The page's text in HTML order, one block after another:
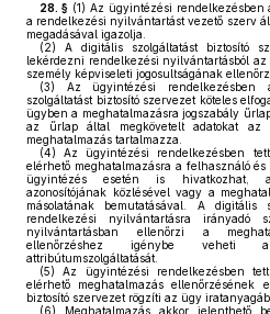
28. § (1) Az ügyintézési rendelkezésben
a rendelkezési nyilvántartást vezető szerv
megadásával igazolja.
(2) A digitális szolgáltatást biztosító
lekérdezni rendelkezési nyilvántartásból
személy képviseleti jogosultságának
(3) Az ügyintézési rendelkezésben
szolgáltatást biztosító szervezet köteles
ügyben a meghatalmazásra jogszabály
az űrlap által megkövetelt adatokat az
meghatalmazás tartalmazza.
(4) Az ügyintézési rendelkezésben
elérhető meghatalmazásra a felhasználó
ügyintézés esetén is hivatkozhat, a
azonosítójának közlésével vagy a
másolatának bemutatásával. A digitális
rendelkezési nyilvántartásra irányadó
nyilvántartásban ellenőrzi a
ellenőrzéshez igénybe veheti a
attribútumszolgáltatását.
(5) Az ügyintézési rendelkezésben
elérhető meghatalmazás ellenőrzésének
biztosító szervezet rögzíti az ügy
(6) Meghatalmazás akkor jelenthető